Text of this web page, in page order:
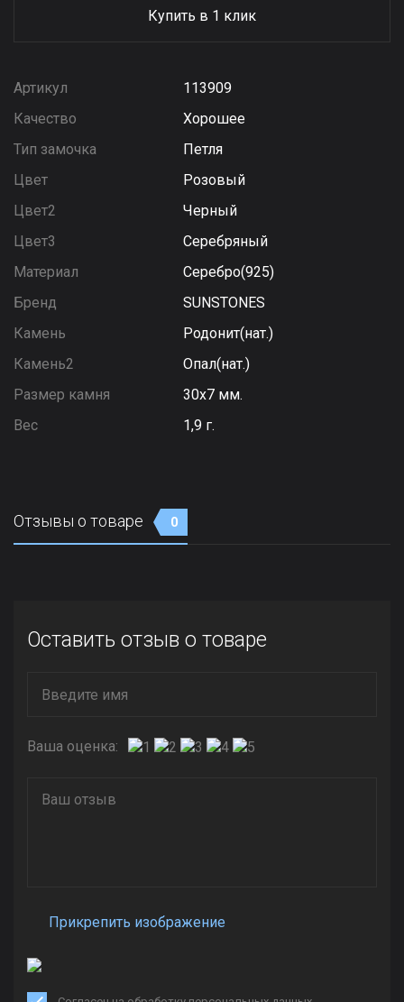
Купить в 1 клик
Артикул
113909
Качество
Хорошее
Тип замочка
Петля
Цвет
Розовый
Цвет2
Черный
Цвет3
Серебряный
Материал
Серебро(925)
Бренд
SUNSTONES
Камень
Родонит(нат.)
Камень2
Опал(нат.)
Размер камня
30х7 мм.
Вес
1,9 г.
Отзывы о товаре 0
Оставить отзыв о товаре
Ваша оценка:
Прикрепить изображение